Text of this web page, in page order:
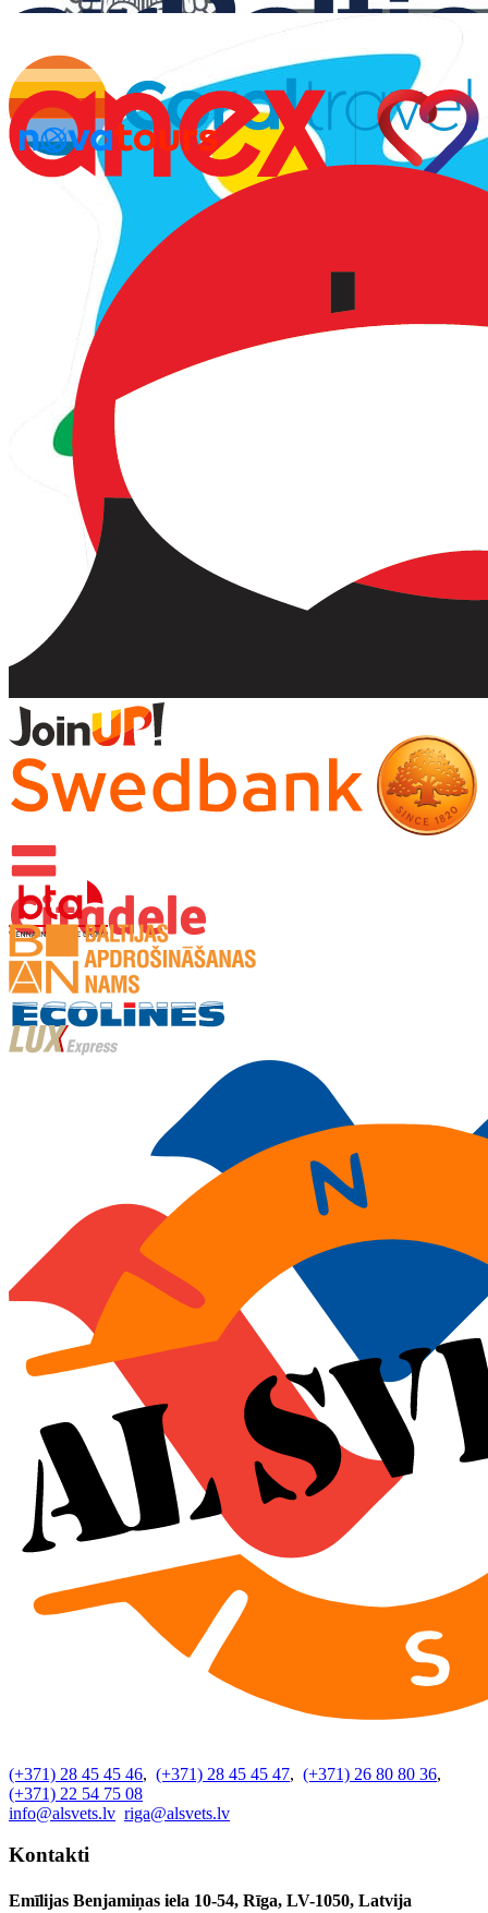
(+371) 28 45 45 46, (+371) 28 45 45 47, (+371) 26 80 80 36,
(+371) 22 54 75 08
info@alsvets.lv riga@alsvets.lv
Kontakti
Emīlijas Benjamiņas iela 10-54, Rīga, LV-1050, Latvija